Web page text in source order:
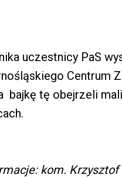
uczestnicy PaS
Centrum
bajkę tę obejrzeli
kom. Krzysztof